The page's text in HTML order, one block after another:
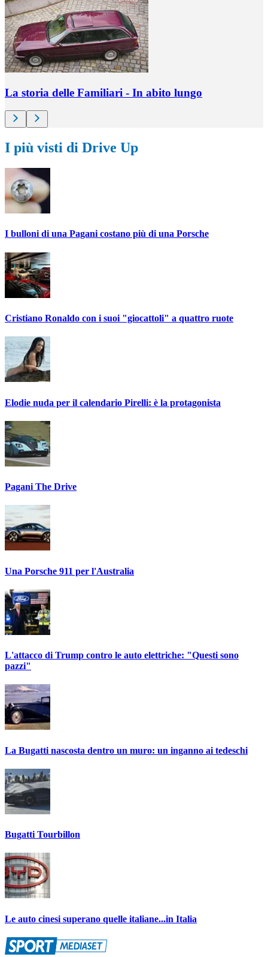
La storia delle Familiari - In abito lungo
I più visti di Drive Up
I bulloni di una Pagani costano più di una Porsche
Cristiano Ronaldo con i suoi "giocattoli" a quattro ruote
Elodie nuda per il calendario Pirelli: è la protagonista
Pagani The Drive
Una Porsche 911 per l'Australia
L'attacco di Trump contro le auto elettriche: "Questi sono
pazzi"
La Bugatti nascosta dentro un muro: un inganno ai tedeschi
Bugatti Tourbillon
Le auto cinesi superano quelle italiane...in Italia